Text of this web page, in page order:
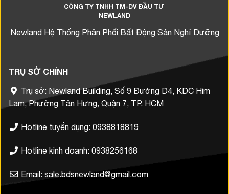
CÔNG TY TNHH TM-DV ĐẦU TƯ
NEWLAND
Newland Hệ Thống Phân Phối Bất Động Sản Nghỉ Dưỡng
TRỤ SỞ CHÍNH
Trụ sở: Newland Building, Số 9 Đường D4, KDC Him
Lam, Phường Tân Hưng, Quận 7, TP. HCM
Hotline tuyển dụng: 0938818819
Hotline kinh doanh: 0938256168
Email: sale.bdsnewland@gmail.com